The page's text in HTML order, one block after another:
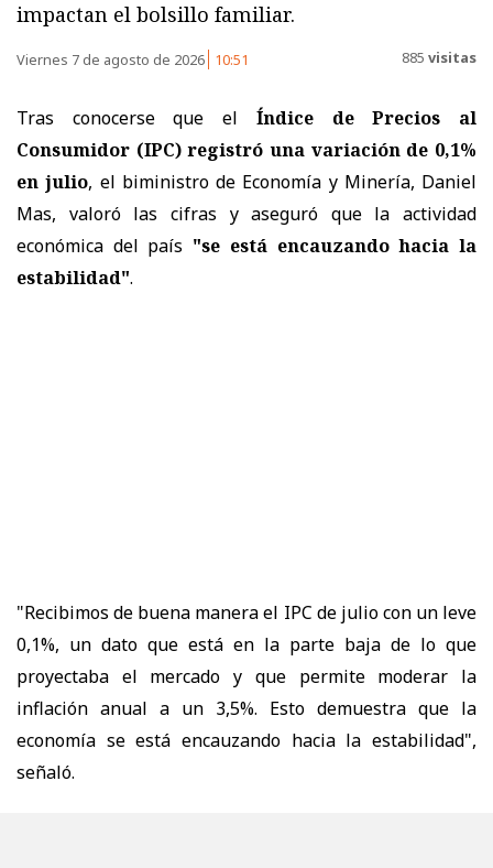
impactan el bolsillo familiar.
Viernes 7 de agosto de 2026 10:51 885 visitas
Tras conocerse que el Índice de Precios al
Consumidor (IPC) registró una variación de 0,1%
en julio, el biministro de Economía y Minería, Daniel
Mas, valoró las cifras y aseguró que la actividad
económica del país "se está encauzando hacia la
estabilidad".
"Recibimos de buena manera el IPC de julio con un leve
0,1%, un dato que está en la parte baja de lo que
proyectaba el mercado y que permite moderar la
inflación anual a un 3,5%. Esto demuestra que la
economía se está encauzando hacia la estabilidad",
señaló.